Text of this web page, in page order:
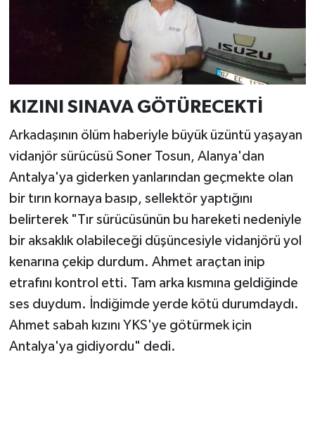
KIZINI SINAVA GÖTÜRECEKTİ
Arkadaşının ölüm haberiyle büyük üzüntü yaşayan
vidanjör sürücüsü Soner Tosun, Alanya'dan
Antalya'ya giderken yanlarından geçmekte olan
bir tırın kornaya basıp, sellektör yaptığını
belirterek "Tır sürücüsünün bu hareketi nedeniyle
bir aksaklık olabileceği düşüncesiyle vidanjörü yol
kenarına çekip durdum. Ahmet araçtan inip
etrafını kontrol etti. Tam arka kısmına geldiğinde
ses duydum. İndiğimde yerde kötü durumdaydı.
Ahmet sabah kızını YKS'ye götürmek için
Antalya'ya gidiyordu" dedi.